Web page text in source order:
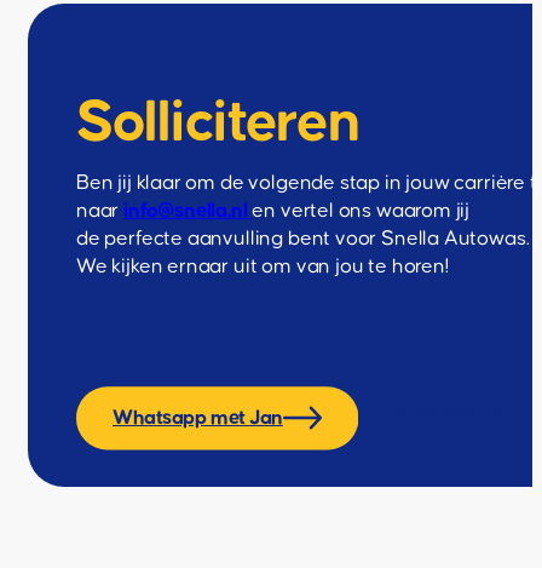
Solliciteren
Ben jij klaar om de volgende stap in jouw
naar info@snella.nlen vertel ons waarom jij
de perfecte aanvulling bent voor Snella Autowas.
We kijken ernaar uit om van jou te horen!
Whatsapp met Jan